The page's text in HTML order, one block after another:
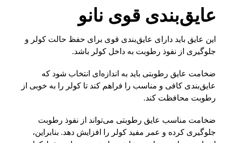
عایق‌بندی قوی نانو
این عایق باید دارای عایق‌بندی قوی برای حفظ حالت کولر و
جلوگیری از نفوذ رطوبت به داخل کولر باشد.
ضخامت عایق رطوبتی باید به اندازه‌ای انتخاب شود که
عایق‌بندی کافی و مناسب را فراهم کند تا کولر را به خوبی از
رطوبت محافظت کند.
ضخامت مناسب عایق رطوبتی می‌تواند از نفوذ رطوبت
جلوگیری کرده و عمر مفید کولر را افزایش دهد. بنابراین،